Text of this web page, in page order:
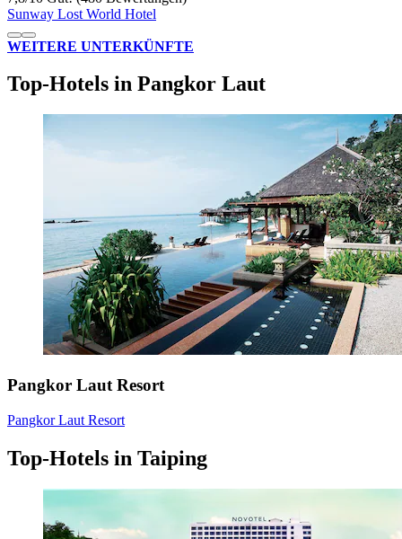
Sunway Lost World Hotel
WEITERE UNTERKÜNFTE
Top-Hotels in Pangkor Laut
Pangkor Laut Resort
Pangkor Laut Resort
Top-Hotels in Taiping